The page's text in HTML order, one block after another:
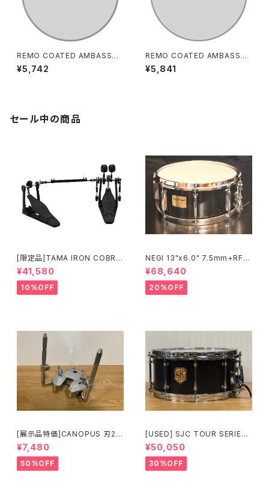
REMO COATED AMBASSAD
OR 18" BD / 118B
¥5,742
REMO COATED AMBASSAD
OR 20" BD / 120B
¥5,841
セール中の商品
[限定品]TAMA IRON COBRA
600 Pedal DARK SHADOW
Edition Twin Pedal HP600
DTWMB
¥41,580
10%OFF
NEGI 13"x6.0" 7.5mm+RF
ビーチスネア S-B75R1360D8
-S2BK
¥68,640
20%OFF
[展示品特価]CANOPUS 刃2専
用ダブルタムクランプ Y-WTC
¥7,480
50%OFF
[USED] SJC TOUR SERIES
SNARE 14 × 6.5 マットブラッ
ク
¥50,050
30%OFF